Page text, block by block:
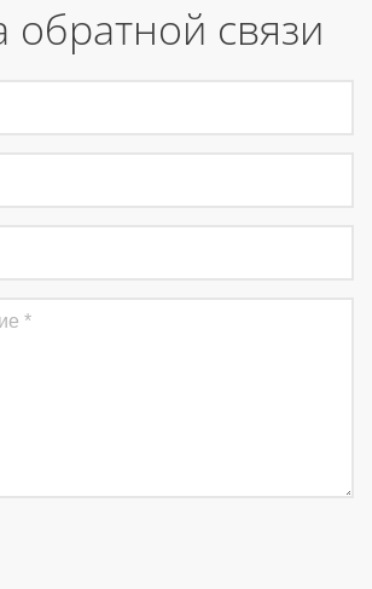
связи